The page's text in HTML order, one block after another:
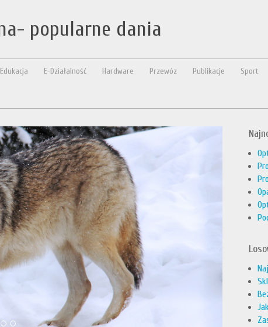
popularne dania
Edukacja E-Działalność Hardware Przewóz Publikacje Sport